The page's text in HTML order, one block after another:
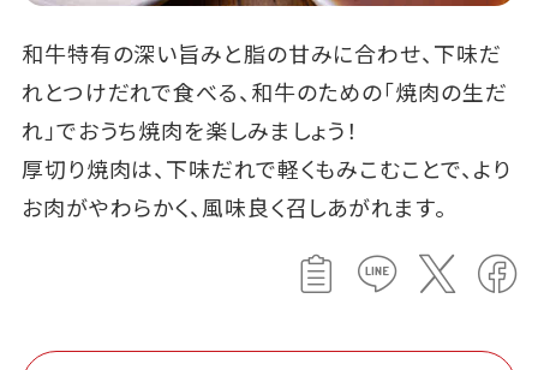
和牛特有の深い旨みと脂の甘みに合わせ、下味だ
れとつけだれで食べる、和牛のための「焼肉の生だ
れ」でおうち焼肉を楽しみましょう！
厚切り焼肉は、下味だれで軽くもみこむことで、より
お肉がやわらかく、風味良く召しあがれます。